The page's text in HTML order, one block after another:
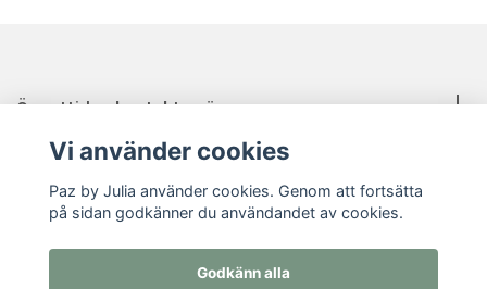
Öppettider, kontakt, mässor mm.
Vi använder cookies
Paz by Julia använder cookies. Genom att fortsätta
på sidan godkänner du användandet av cookies.
Godkänn alla